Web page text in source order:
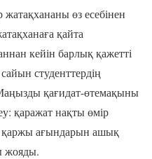
өз есебінен
қайта
кейін барлық қажетті
студенттердің
қағидат-өтемақыны
қаражат нақты өмір
қаржы ағындарын ашық
жояды.